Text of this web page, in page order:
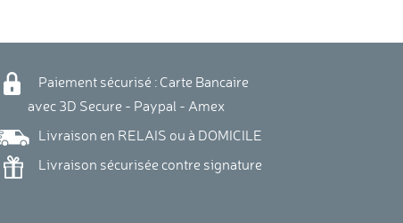
Paiement sécurisé : Carte Bancaire
avec 3D Secure - Paypal - Amex
Livraison en RELAIS ou à DOMICILE
Livraison sécurisée contre signature